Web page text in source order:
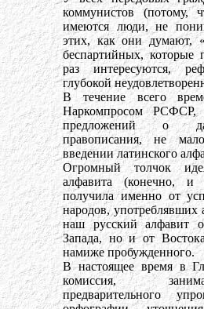
коммунистов (потому,
имеются люди, не
этих, как они думают,
беспартийных, которые
раз интересуются,
глубокой
В течение всего
Наркомпросом РСФСР,
предложений о
правописания, не
введении латинского
Огромный толчок
алфавита (конечно,
получила именно от
народов,
наш русский алфавит
Запада, но и от
намиже пробужденного.
В настоящее время в
комиссия,
предварительного